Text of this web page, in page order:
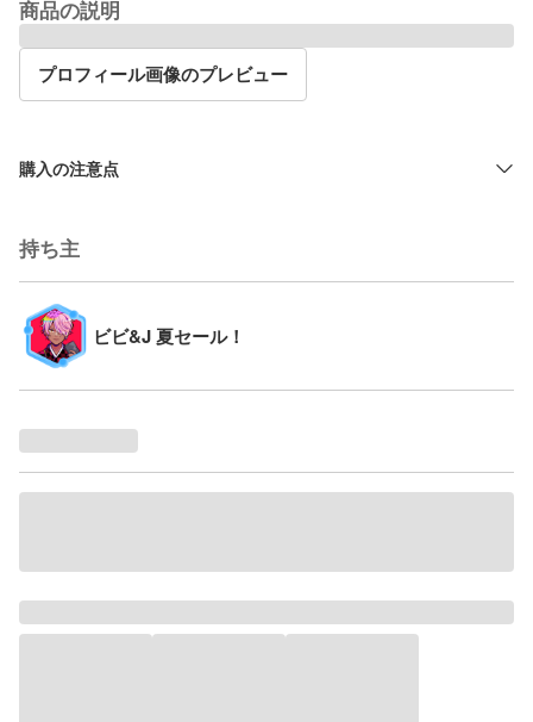
商品の説明
プロフィール画像のプレビュー
購入の注意点
持ち主
ビビ&J 夏セール！